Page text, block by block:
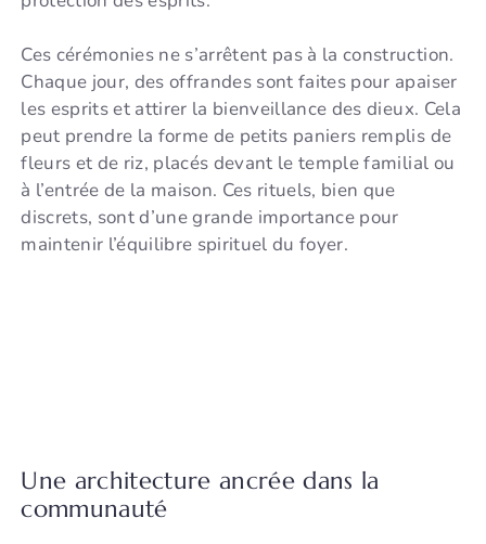
Ces cérémonies ne s’arrêtent pas à la construction.
Chaque jour, des offrandes sont faites pour apaiser
les esprits et attirer la bienveillance des dieux. Cela
peut prendre la forme de petits paniers remplis de
fleurs et de riz, placés devant le temple familial ou
à l’entrée de la maison. Ces rituels, bien que
discrets, sont d’une grande importance pour
maintenir l’équilibre spirituel du foyer.
Une architecture ancrée dans la
communauté